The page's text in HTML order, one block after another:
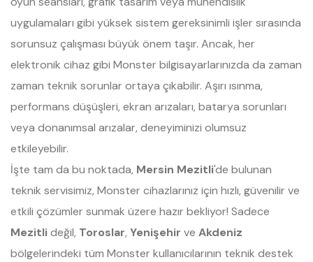
uygulamaları gibi yüksek sistem gereksinimli işler sırasında
sorunsuz çalışması büyük önem taşır. Ancak, her
elektronik cihaz gibi Monster bilgisayarlarınızda da zaman
zaman teknik sorunlar ortaya çıkabilir. Aşırı ısınma,
performans düşüşleri, ekran arızaları, batarya sorunları
veya donanımsal arızalar, deneyiminizi olumsuz
etkileyebilir.
İşte tam da bu noktada, Mersin Mezitli'de bulunan
teknik servisimiz, Monster cihazlarınız için hızlı, güvenilir ve
etkili çözümler sunmak üzere hazır bekliyor! Sadece
Mezitlideğil, Toroslar, Yenişehir ve Akdeniz
bölgelerindeki tüm Monster kullanıcılarının teknik destek